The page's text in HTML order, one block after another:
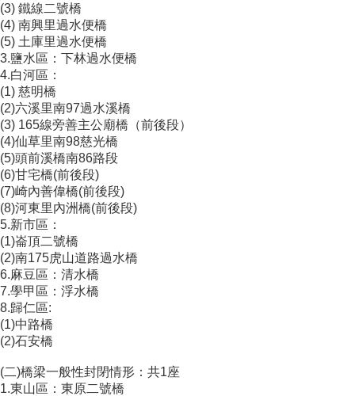
(3) 鐵線二號橋
(4) 南興里過水便橋
(5) 土庫里過水便橋
3.鹽水區：下林過水便橋
4.白河區：
(1) 慈明橋
(2)六溪里南97過水溪橋
(3) 165線旁善主公廟橋（前後段）
(4)仙草里南98慈光橋
(5)頭前溪橋南86路段
(6)甘宅橋(前後段)
(7)崎內善偉橋(前後段)
(8)河東里內洲橋(前後段)
5.新市區：
(1)崙頂二號橋
(2)南175虎山道路過水橋
6.麻豆區：清水橋
7.學甲區：浮水橋
8.歸仁區:
(1)中路橋
(2)石安橋
(二)橋梁一般性封閉情形：共1座
1.東山區：東原二號橋